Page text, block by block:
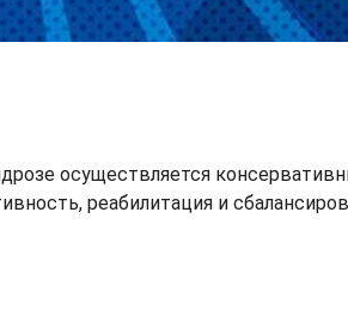
осуществляется
реабилитация и